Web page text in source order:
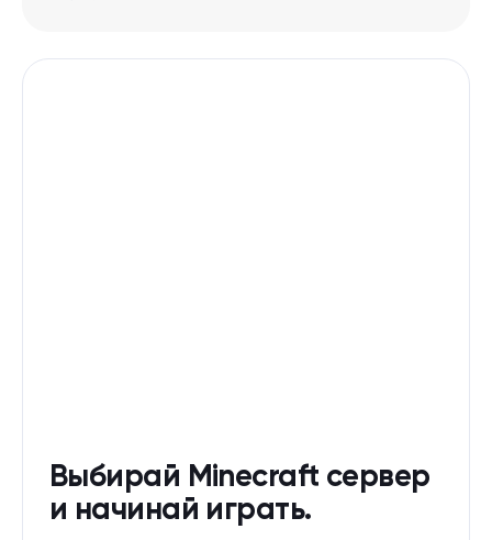
Выбирай Minecraft сервер
и начинай играть.